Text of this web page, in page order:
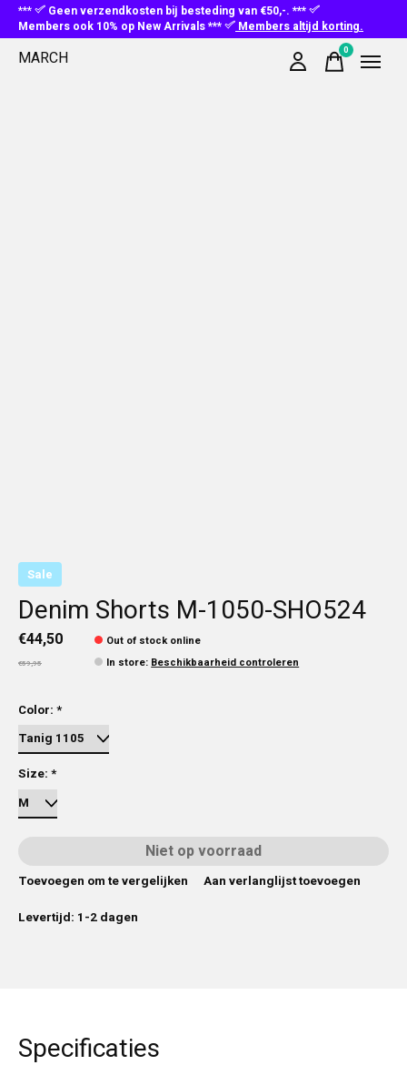
***
Geen verzendkosten bij besteding van €50,-. ***
Members ook 10% op New Arrivals ***
Members altijd korting.
MARCH 0items
Sale
Denim Shorts M-1050-SHO524
€44,50
€59,95
Out of stock online
In store: Beschikbaarheid controleren
Color: *
Size: *
Niet op voorraad
Toevoegen om te vergelijken
Aan verlanglijst toevoegen
Levertijd: 1-2 dagen
Specificaties